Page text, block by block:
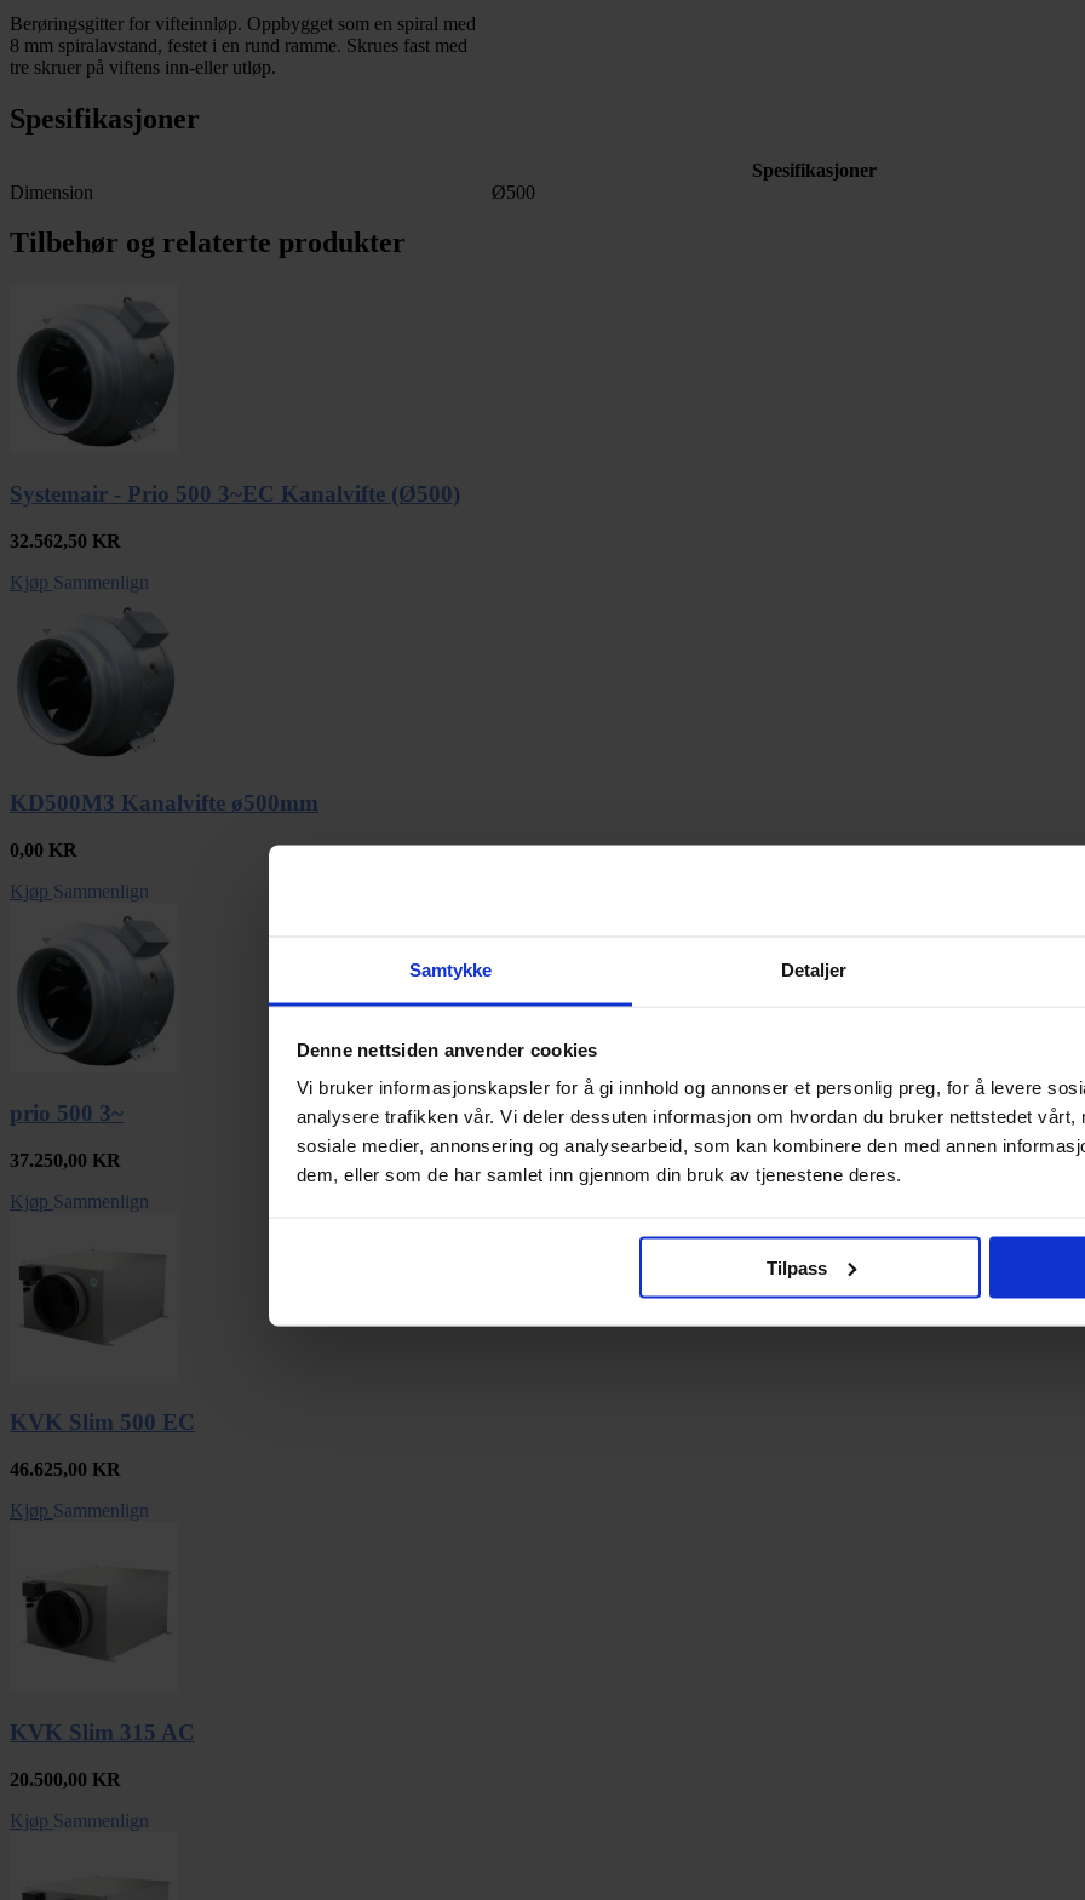
Samtykke Detaljer
Denne nettsiden anvender cookies
Vi bruker informasjonskapsler for å gi innhold og annonser et personlig preg, for å levere
analysere trafikken vår. Vi deler dessuten informasjon om hvordan du bruker nettstedet vårt,
sosiale medier, annonsering og analysearbeid, som kan kombinere den med annen
dem, eller som de har samlet inn gjennom din bruk av tjenestene deres.
Tilpass
Berøringsgitter for vifteinnløp. Oppbygget som en spiral med
8 mm spiralavstand, festet i en rund ramme. Skrues fast med
tre skruer på viftens inn-eller utløp.
Spesifikasjoner
Spesifikasjoner
Dimension
Ø500
Tilbehør og relaterte produkter
Systemair - Prio 500 3~EC Kanalvifte (Ø500)
32.562,50 KR
Kjøp Sammenlign
KD500M3 Kanalvifte ø500mm
0,00 KR
Kjøp Sammenlign
prio 500 3~
37.250,00 KR
Kjøp Sammenlign
KVK Slim 500 EC
46.625,00 KR
Kjøp Sammenlign
KVK Slim 315 AC
20.500,00 KR
Kjøp Sammenlign